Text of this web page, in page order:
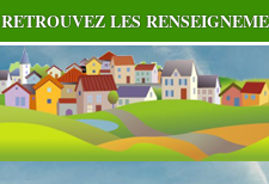
RETROUVEZ LES